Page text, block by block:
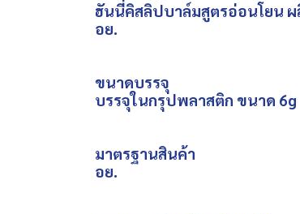
ฮันนี่คิสลิปบาล์มสูตรอ่อนโยน ผ
อย.
ขนาดบรรจุ
บรรจุในกรุปพลาสติก ขนาด 6g
มาตรฐานสินค้า
อย.